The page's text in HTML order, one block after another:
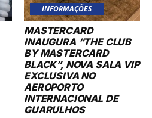
INFORMAÇÕES
MASTERCARD
INAUGURA “THE CLUB
BY MASTERCARD
BLACK”, NOVA SALA VIP
EXCLUSIVA NO
AEROPORTO
INTERNACIONAL DE
GUARULHOS